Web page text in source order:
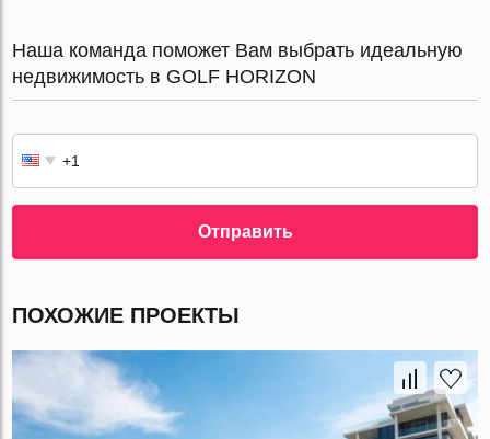
Наша команда поможет Вам выбрать идеальную
недвижимость в GOLF HORIZON
Отправить
ПОХОЖИЕ ПРОЕКТЫ